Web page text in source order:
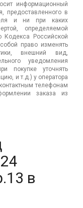
информационный
предоставленного в
и ни при каких
определяемой
Кодекса Российской
право изменять
внешний вид,
уведомления
покупке уточнять
и т.д.) у оператора
телефонам
заказа из
в